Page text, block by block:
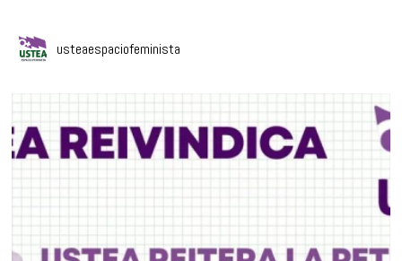
usteaespaciofeminista